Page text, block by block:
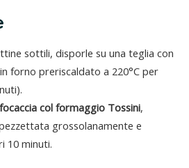
sottili, disporle su una teglia con
forno preriscaldato a 220°C per
focaccia col formaggio Tossini,
grossolanamente e
10 minuti.